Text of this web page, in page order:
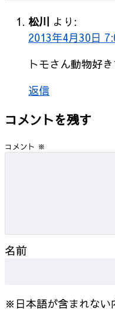
松川 より:
2013年4月30日
トモさん動物好
返信
コメントを残す
コメント ※
名前
※日本語が含まれない